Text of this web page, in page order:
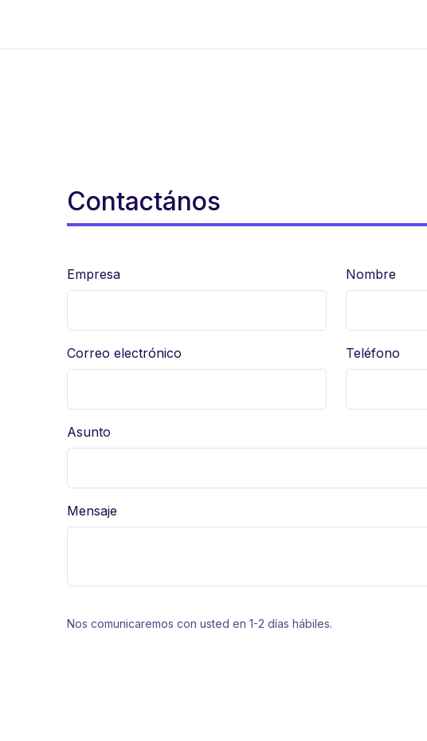
Contactános
Empresa Nombre
Correo electrónico Teléfono
Asunto
Mensaje
Nos comunicaremos con usted en 1-2 días hábiles.